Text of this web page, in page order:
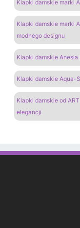
Klapki damskie marki
Klapki damskie marki
modnego designu
Klapki damskie
Klapki damskie Aqua-
Klapki damskie od
elegancji